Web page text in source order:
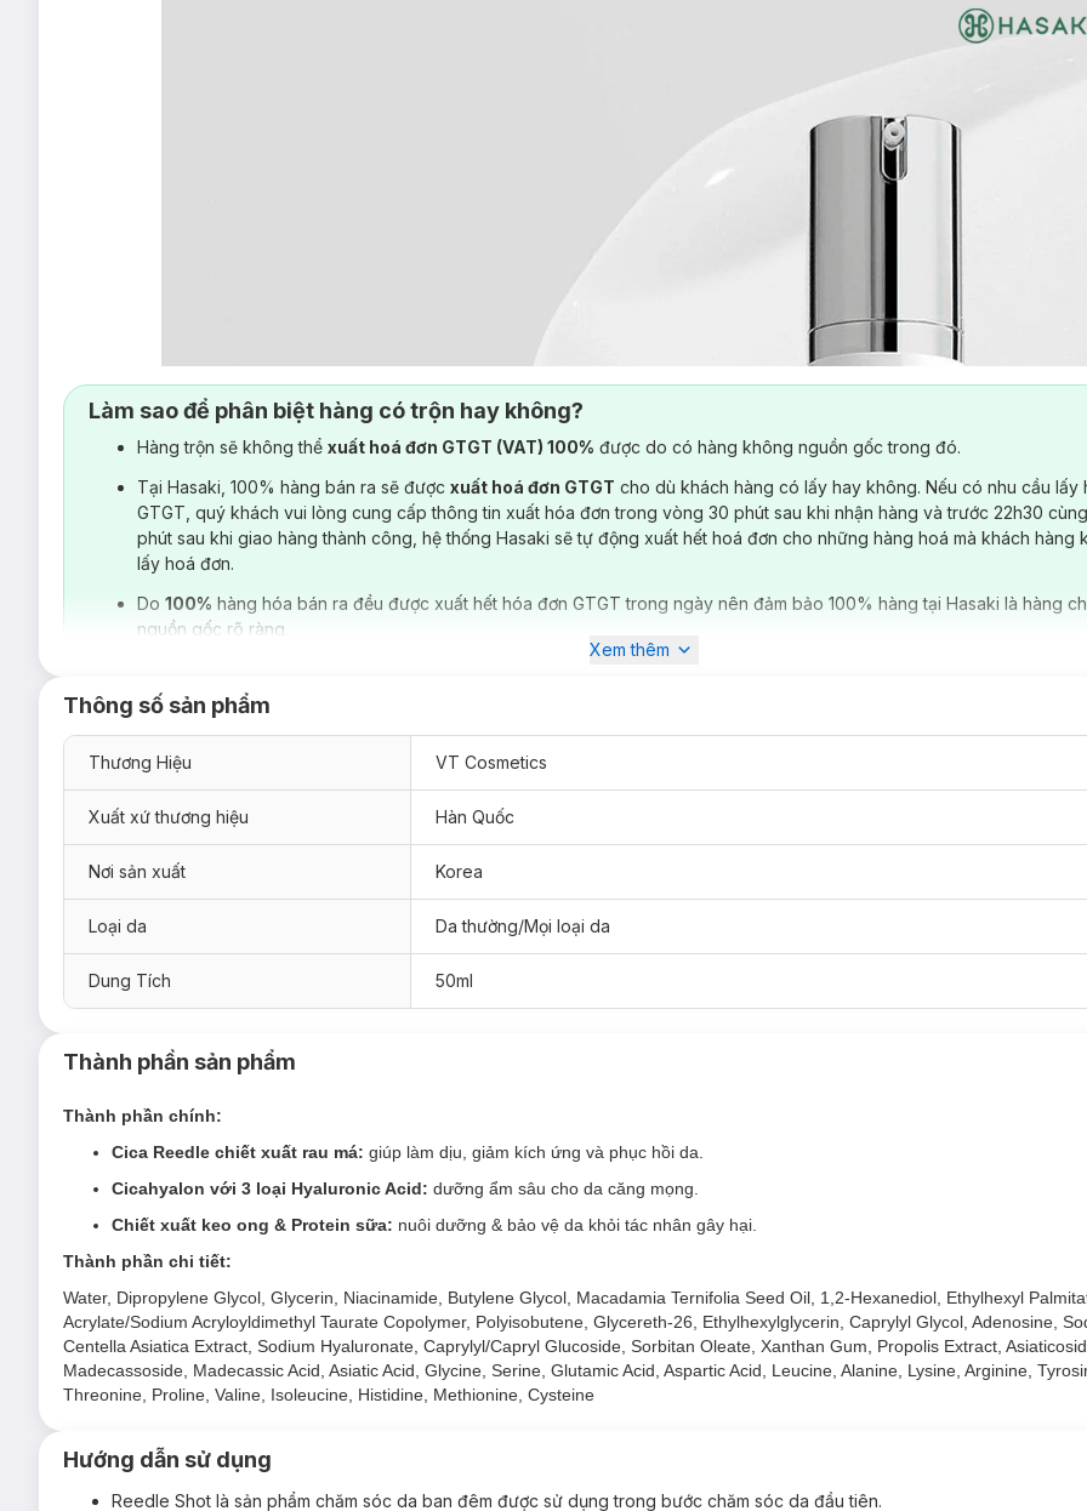
Sản phẩm thích hợp cho mọi loại da.
Muốn tăng cường khả năng hấp thụ các dưỡng chất.
Cung cấp độ ẩm, tăng cường hàng rào độ ẩm.
Cải thiện nếp nhăn, lão hóa da.
Tăng cường khả năng dưỡng sáng, đều màu da.
Ưu thế nổi bật của Serum VT Cosmetics Reedle Shot - Cica Reedle:
Ứng dụng công nghệ vi kim với các gai siêu nhỏ từ silica, giúp kích thích hấp thụ dưỡng chất và thúc đẩy tái tạo da nhanh
Cica Reedle chiết xuất rau má giúp làm dịu, giảm kích ứng và phục hồi da.
Cicahyalon dưỡng ẩm sâu với 3 loại Hyaluronic Acid, cho da căng mọng.
Dưỡng da săn chắc, căng bóng, mịn màng sau mỗi lần sử dụng.
Serum có kết cấu nhẹ, thấm nhanh vào da mà không gây nhờn rít, thích hợp cho mọi loại da.
Làm sao để phân biệt hàng có trộn hay không?
Hàng trộn sẽ không thể xuất hoá đơn GTGT (VAT) 100% được do có hàng không nguồn gốc trong đó.
Tại Hasaki, 100% hàng bán ra sẽ được xuất hoá đơn GTGT cho dù khách hàng có lấy hay không. Nếu có nhu cầu lấy
GTGT, quý khách vui lòng cung cấp thông tin xuất hóa đơn trong vòng 30 phút sau khi nhận hàng và trước 22h30
phút sau khi giao hàng thành công, hệ thống Hasaki sẽ tự động xuất hết hoá đơn cho những hàng hoá mà khách hàng
lấy hoá đơn.
Do 100% hàng hóa bán ra đều được xuất hết hóa đơn GTGT trong ngày nên đảm bảo 100% hàng tại Hasaki là hàng
nguồn gốc rõ ràng.
Xem thêm
Thông số sản phẩm
Thương Hiệu VT Cosmetics
Xuất xứ thương hiệu Hàn Quốc
Nơi sản xuất Korea
Loại da Da thường/Mọi loại da
Dung Tích 50ml
Thành phần sản phẩm
Thành phần chính:
Cica Reedle chiết xuất rau má: giúp làm dịu, giảm kích ứng và phục hồi da.
Cicahyalon với 3 loại Hyaluronic Acid: dưỡng ẩm sâu cho da căng mọng.
Chiết xuất keo ong & Protein sữa: nuôi dưỡng & bảo vệ da khỏi tác nhân gây hại.
Thành phần chi tiết:
Water, Dipropylene Glycol, Glycerin, Niacinamide, Butylene Glycol, Macadamia Ternifolia Seed Oil, 1,2-Hexanediol, Ethylhexyl
Acrylate/Sodium Acryloyldimethyl Taurate Copolymer, Polyisobutene, Glycereth-26, Ethylhexylglycerin, Caprylyl Glycol, Adenosine,
Centella Asiatica Extract, Sodium Hyaluronate, Caprylyl/Capryl Glucoside, Sorbitan Oleate, Xanthan Gum, Propolis Extract,
Madecassoside, Madecassic Acid, Asiatic Acid, Glycine, Serine, Glutamic Acid, Aspartic Acid, Leucine, Alanine, Lysine, Arginine,
Threonine, Proline, Valine, Isoleucine, Histidine, Methionine, Cysteine
Hướng dẫn sử dụng
Reedle Shot là sản phẩm chăm sóc da ban đêm được sử dụng trong bước chăm sóc da đầu tiên.